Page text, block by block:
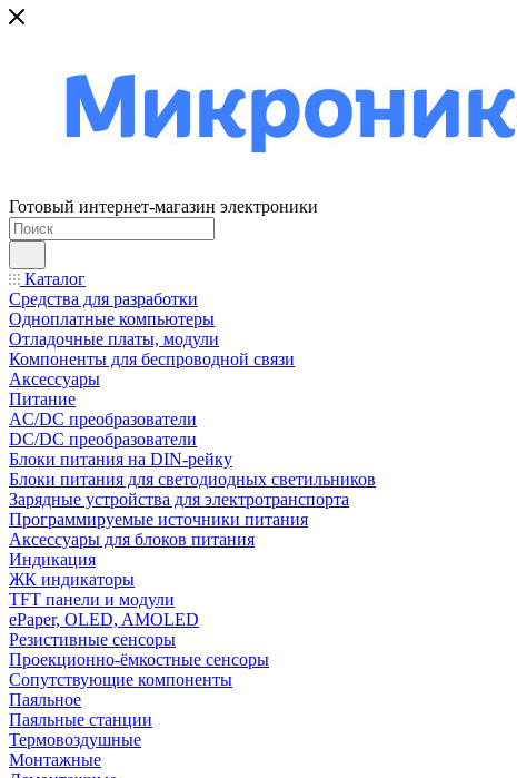
Готовый интернет-магазин электроники
Каталог
Средства для разработки
Одноплатные компьютеры
Отладочные платы, модули
Компоненты для беспроводной связи
Аксессуары
Питание
AC/DC преобразователи
DC/DC преобразователи
Блоки питания на DIN-рейку
Блоки питания для светодиодных светильников
Зарядные устройства для электротранспорта
Программируемые источники питания
Аксессуары для блоков питания
Индикация
ЖК индикаторы
TFT панели и модули
ePaper, OLED, AMOLED
Резистивные сенсоры
Проекционно-ёмкостные сенсоры
Сопутствующие компоненты
Паяльное
Паяльные станции
Термовоздушные
Монтажные